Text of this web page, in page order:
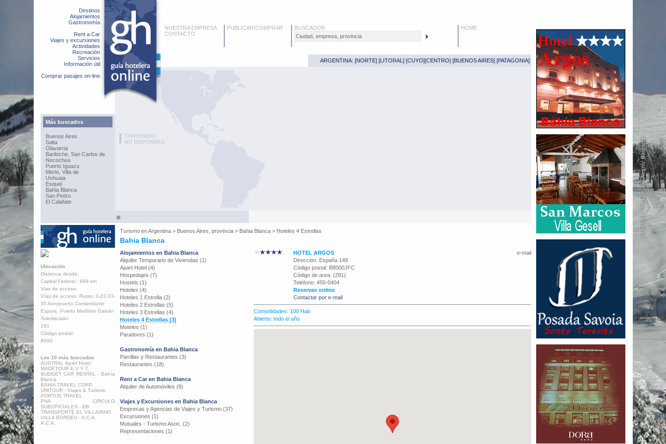
Destinos
Alojamientos
Gastronomía
Rent a Car
Viajes y excursiones
Actividades
Recreación
Servicios
Información útil
Comprar pasajes on-line
Más buscados
Buenos Aires
Salta
Olavarria
Bariloche, San Carlos de
Necochea
Puerto Iguazu
Merlo, Villa de
Ushuaia
Esquel
Bahia Blanca
San Pedro
El Calafate
NUESTRA EMPRESA
CONTACTO
PUBLICAR/COMPRAR BUSCADOR HOME
ARGENTINA: [NORTE] [LITORAL ] [CUYO][CENTRO] [BUENOS AIRES] [PATAGONIA]
Turismo enArgentina > Buenos Aires, provincia > Bahia Blanca > Hoteles 4 Estrellas
Bahia Blanca
Ubicación
Distancia desde:
Capital Federal : 689 km
Vias de acceso:
Vías de acceso: Rutas: 3-22-33-
35 Aeropuerto Comandante
Espora. Puerto Marítimo Galván
Telediscado:
291
Código postal:
8000
Los 10 más buscados
AUSTRAL Apart Hotel
MADETOUR E.V Y T.
BUDGET CAR RENTAL - Bahía
Blanca
BAHIA TRAVEL CORP.
UNITOUR - Viajes & Turismo
PORTUS TRAVEL
PNA - CIRCULO
SUBOFICIALES - BB
TRANSPORTE EL VILLARINO
VILLA BORDEU - A.C.A.
A.C.A.
Alojamientos en Bahia Blanca
Alquiler Temporario de Viviendas (1)
Apart Hotel (4)
Hospedajes (7)
Hostels (1)
Hoteles (4)
Hoteles 1 Estrella (2)
Hoteles 2 Estrellas (5)
Hoteles 3 Estrellas (4)
Hoteles 4 Estrellas (3)
Moteles (1)
Paradores (1)
Gastronomía en Bahia Blanca
Parrillas y Restaurantes (3)
Restaurantes (18)
Rent a Car en Bahia Blanca
Alquiler de Automóviles (8)
Viajes y Excursiones en Bahia Blanca
Empresas y Agencias de Viajes y Turismo (37)
Excursiones (1)
Mutuales - Turismo Asoc. (2)
Representaciones (1)
e-mail
HOTEL ARGOS
Dirección: España 149
Código postal: B8000JFC
Código de area: (291)
Teléfono: 455-0404
Reservas online
Contactar por e-mail
Comodidades: 100 Hab
Abierto: todo el año